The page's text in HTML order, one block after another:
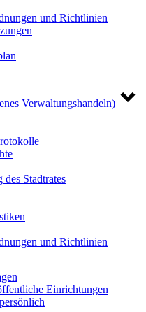
und Richtlinien
Verwaltungshandeln)
des Stadtrates
und Richtlinien
Einrichtungen